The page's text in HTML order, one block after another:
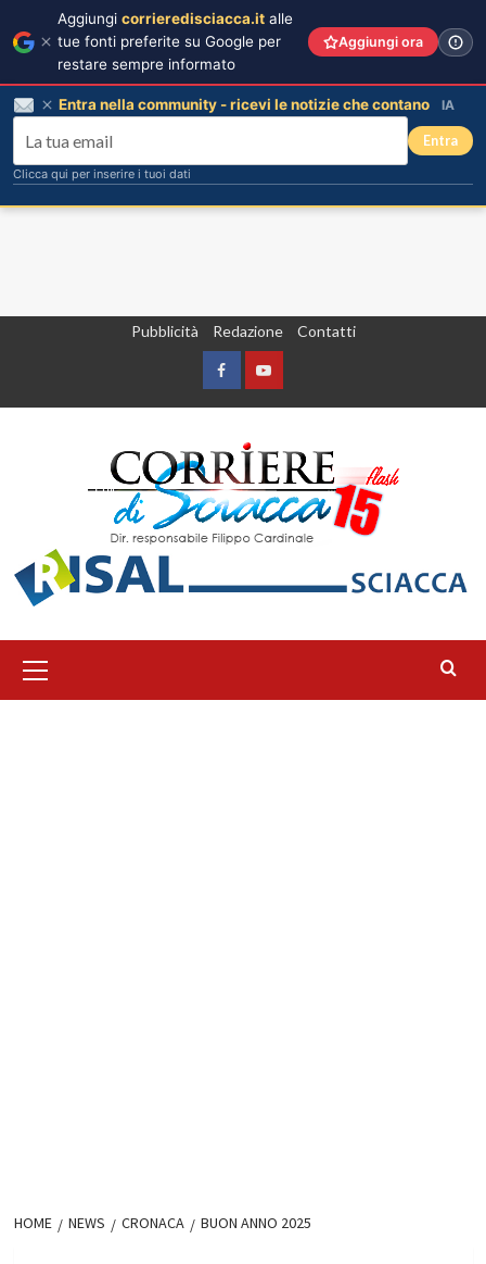
Pubblicità Redazione Contatti
FacebookYountube
principale
HOME NEWS CRONACA BUON ANNO 2025
Aggiungi corrieredisciacca.it alle
tue fonti preferite su Google per
restare sempre informato
Aggiungi ora
Entra nella community - ricevi le notizie che contano IA
Entra
Clicca qui per inserire i tuoi dati